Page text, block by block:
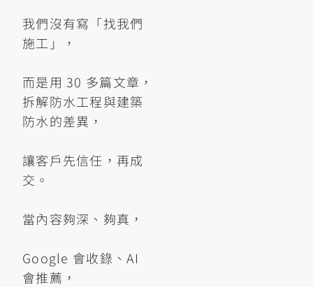
我們沒有寫「找我們
施工」，
而是用 30 多篇文章，
拆解防水工程與建築
防水的差異，
讓客戶先信任，再成
交。
當內容夠深、夠真，
Google 會收錄、AI
會推薦，